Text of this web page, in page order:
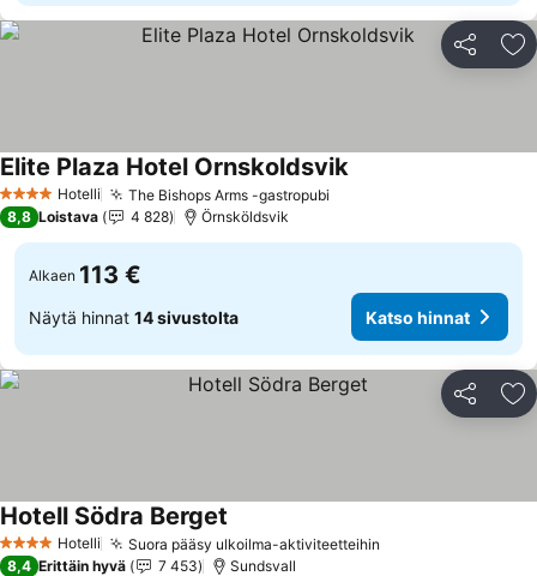
Jaa
4 Tähtiluokitus
Hotelli The Bishops Arms -gastropubi
Elite Plaza Hotel OrnskoldsvikKatso hinnat
8,8 Loistava 4 828 Örnsköldsvik
Alkaen 113 €
Näytä hinnat 14 sivustolta Katso hinnat
Jaa
4 Tähtiluokitus
Hotelli Suora pääsy ulkoilma-aktiviteetteihin
Hotell Södra Berget
8,4 Erittäin hyvä 7 453 Sundsvall